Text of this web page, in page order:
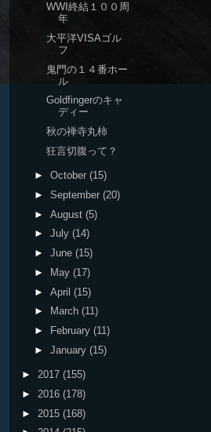
WWI終結１００周
年
大平洋VISAゴル
フ
鬼門の１４番ホー
ル
Goldfingerのキャ
ディー
秋の禅寺丸柿
狂言切腹って？
► October (15)
► September (20)
► August (5)
► July (14)
► June (15)
►
May (17)
► April (15)
►
March (11)
►
February (11)
► January (15)
► 2017 (155)
► 2016 (178)
► 2015 (168)